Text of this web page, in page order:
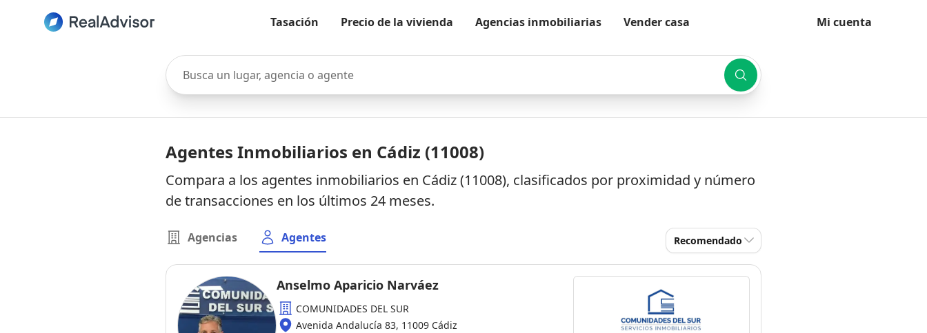
Tasación Precio de la vivienda Agencias inmobiliarias Vender casa Mi cuenta
Busca un lugar, agencia o agente
Agentes Inmobiliarios en Cádiz (11008)
Compara a los agentes inmobiliarios en Cádiz (11008), clasificados por proximidad y número
de transacciones en los últimos 24 meses.
Agencias Agentes Recomendado
Anselmo Aparicio Narváez
COMUNIDADES DEL SUR
Avenida Andalucía 83, 11009 Cádiz